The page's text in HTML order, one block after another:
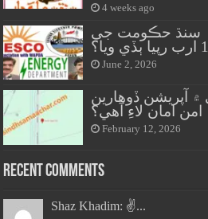
4 weeks ago
سنڌ حڪومت جي
June 2, 2026
ڏوهارين
امان لاءِ آهي؟
February 12, 2026
Recent Comments
Shaz Khadim: ✌️...